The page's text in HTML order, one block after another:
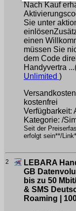
Nach Kauf
Sie unter
einen
müssen Sie
dem Code
Handyvertra
Unlimited )
kostenfrei
Verfügbarkeit:
Kategorie: /
Seit der
erfolgt sein**/Link*
2
LEBARA
GB
bis zu 50
& SMS
Roaming |